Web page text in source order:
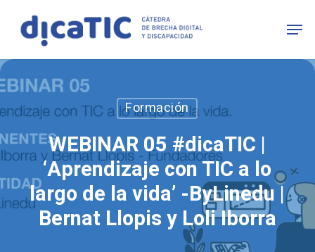
main
content
Formación
WEBINAR 05 #dicaTIC |
‘Aprendizaje con TIC a lo
largo de la vida’ -ByLinedu |
Bernat Llopis y Loli Iborra